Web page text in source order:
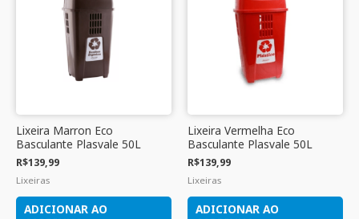
Lixeira Marron Eco
Basculante Plasvale 50L
R$139,99
Lixeiras
ADICIONAR AO
Lixeira Vermelha Eco
Basculante Plasvale 50L
R$139,99
Lixeiras
ADICIONAR AO